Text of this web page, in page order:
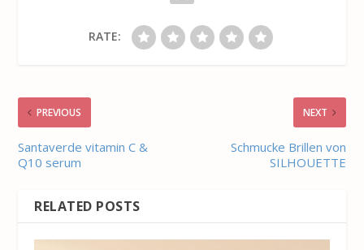
RATE:
PREVIOUS
Santaverde vitamin C &
Q10 serum
NEXT
Schmucke Brillen von
SILHOUETTE
RELATED POSTS